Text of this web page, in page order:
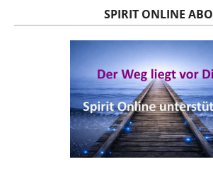
SPIRIT ONLINE ABO